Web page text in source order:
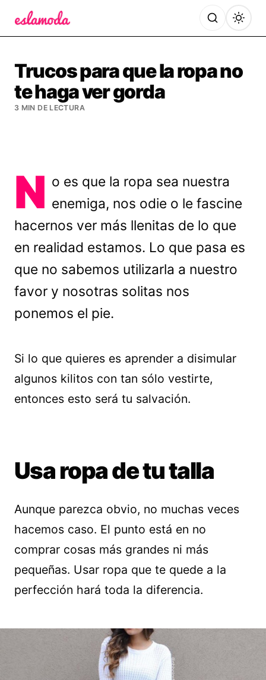
Trucos para que la ropa no
te haga ver gorda
3 MIN DE LECTURA
N o es que la ropa sea nuestra
enemiga, nos odie o le fascine
hacernos ver más llenitas de lo que
en realidad estamos. Lo que pasa es
que no sabemos utilizarla a nuestro
favor y nosotras solitas nos
ponemos el pie.
Si lo que quieres es aprender a disimular
algunos kilitos con tan sólo vestirte,
entonces esto será tu salvación.
Usa ropa de tu talla
Aunque parezca obvio, no muchas veces
hacemos caso. El punto está en no
comprar cosas más grandes ni más
pequeñas. Usar ropa que te quede a la
perfección hará toda la diferencia.